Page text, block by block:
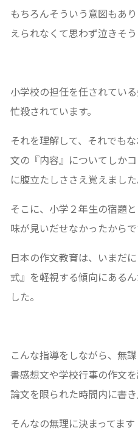
もちろんそういう意図もあ
えられなくて思わず泣きそ
小学校の担任を任されてい
忙殺されています。
それを理解して、それでも
文の『内容』についてしか
に腹立たしささえ覚えました
そこに、小学２年生の宿題
味が見いだせなかったからで
日本の作文教育は、いまだ
式』を軽視する傾向にある
した。
こんな指導をしながら、無
書感想文や学校行事の作文
論文を限られた時間内に書
そんなの無理に決まってます